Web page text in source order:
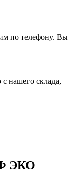
по телефону. Вы
с нашего склада,
ЭКО